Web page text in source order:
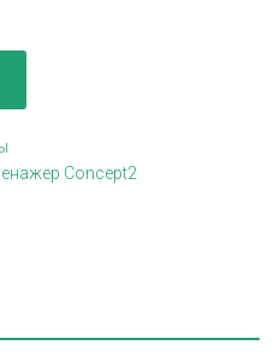
Concept2